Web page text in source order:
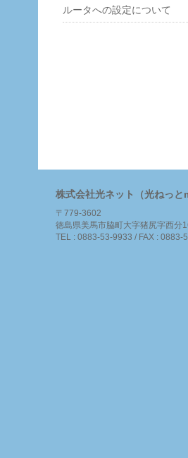
ルータへの設定について
株式会社光ネット（光ねっと
〒779-3602
徳島県美馬市脇町大字猪尻字西分
TEL : 0883-53-9933 / FAX : 0883-